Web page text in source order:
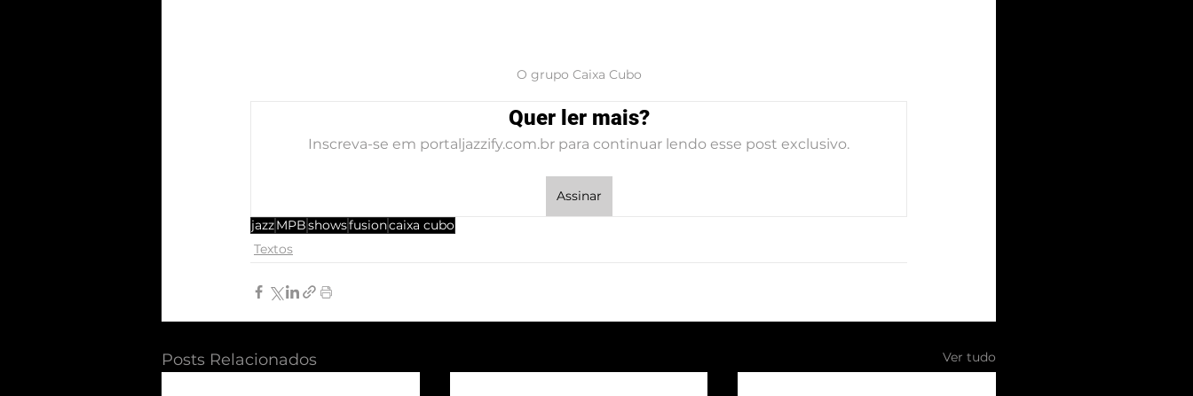
O grupo Caixa Cubo
Quer ler mais?
Inscreva-se em portaljazzify.com.br para continuar lendo esse post exclusivo.
Assinar
jazzMPBshowsfusioncaixa cubo
Textos
Posts Relacionados Ver tudo